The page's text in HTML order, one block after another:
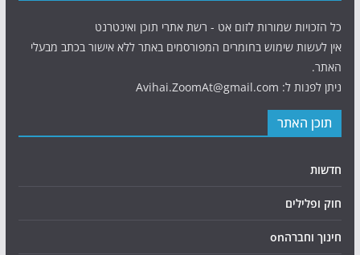
כל הזכויות שמורות לזום אט - רשת אתרי תוכן ואינטרנט
אין לעשות שימוש בחומרים המפורסמים באתר ללא אישור בכתב מבעלי
האתר.
ניתן לפנות ל: Avihai.ZoomAt@gmail.com
תוכן האתר
חדשות
חוק ופלילים
חינוך וחברהon